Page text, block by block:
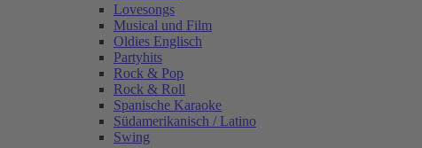
Lovesongs
Musical und Film
Oldies Englisch
Partyhits
Rock & Pop
Rock & Roll
Spanische Karaoke
Südamerikanisch / Latino
Swing